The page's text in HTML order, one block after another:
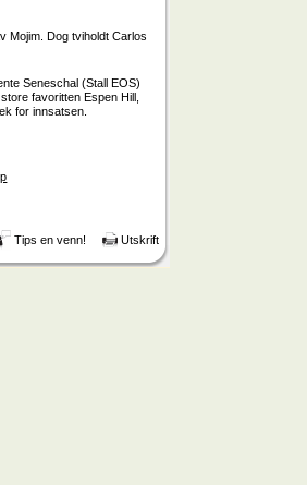
Mojim. Dog tviholdt Carlos
Seneschal (Stall EOS)
favoritten Espen Hill,
for innsatsen.
Tips en venn! Utskrift